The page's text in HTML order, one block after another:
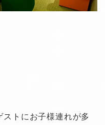
トにお⼦様連れが多